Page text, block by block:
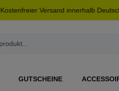
Kostenfreier Versand innerhalb
GUTSCHEINE